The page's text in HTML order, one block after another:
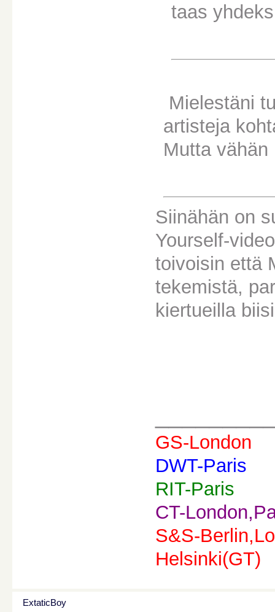
taas
Mielestäni
artisteja
Mutta
Siinähän on
Yourself-
toivoisin että
tekemistä,
kiertueilla
GS-London
DWT-Paris
RIT-Paris
CT-
S&S-
Helsinki(GT)
ExtaticBoy